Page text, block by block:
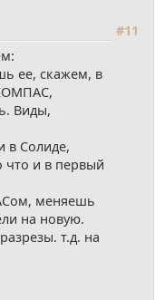
#11
ее, скажем, в
Виды,
в Солиде,
что и в первый
меняешь
на новую.
т.д. на